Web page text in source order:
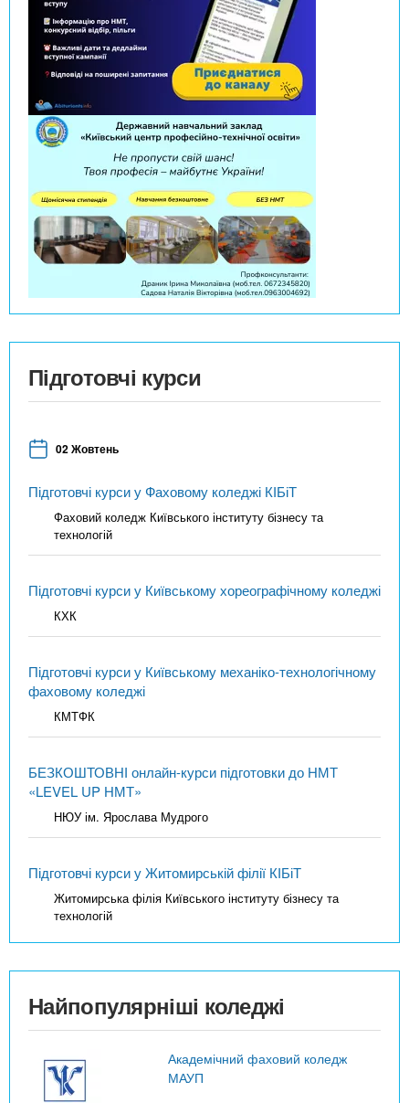
Підготовчі курси
02 Жовтень
Підготовчі курси у Фаховому коледжі КІБіТ
Фаховий коледж Київського інституту бізнесу та
технологій
Підготовчі курси у Київському хореографічному коледжі
КХК
Підготовчі курси у Київському механіко-технологічному
фаховому коледжі
КМТФК
БЕЗКОШТОВНІ онлайн-курси підготовки до НМТ
«LEVEL UP НМТ»
НЮУ ім. Ярослава Мудрого
Підготовчі курси у Житомирській філії КІБіТ
Житомирська філія Київського інституту бізнесу та
технологій
Найпопулярніші коледжі
Академічний фаховий коледж
МАУП